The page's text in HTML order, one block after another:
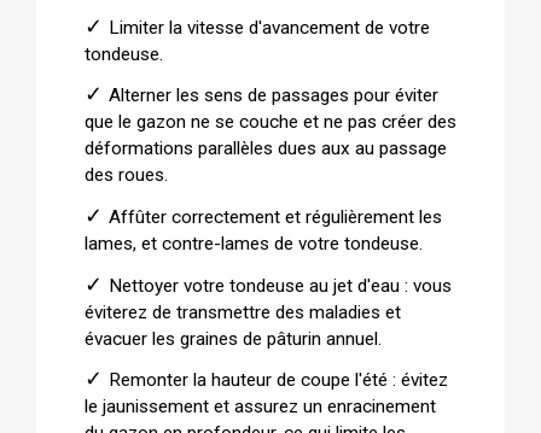
✓ Limiter la vitesse d'avancement de votre
tondeuse.
✓ Alterner les sens de passages pour éviter
que le gazon ne se couche et ne pas créer des
déformations parallèles dues aux au passage
des roues.
✓ Affûter correctement et régulièrement les
lames, et contre-lames de votre tondeuse.
✓ Nettoyer votre tondeuse au jet d'eau : vous
éviterez de transmettre des maladies et
évacuer les graines de pâturin annuel.
✓
Remonter la hauteur de coupe l'été : évitez
le jaunissement et assurez un enracinement